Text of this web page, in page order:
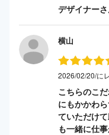
デザイナー
横山
2026/02/20/に
こちらのこ
にもかかわ
ていただけ
も一緒に仕